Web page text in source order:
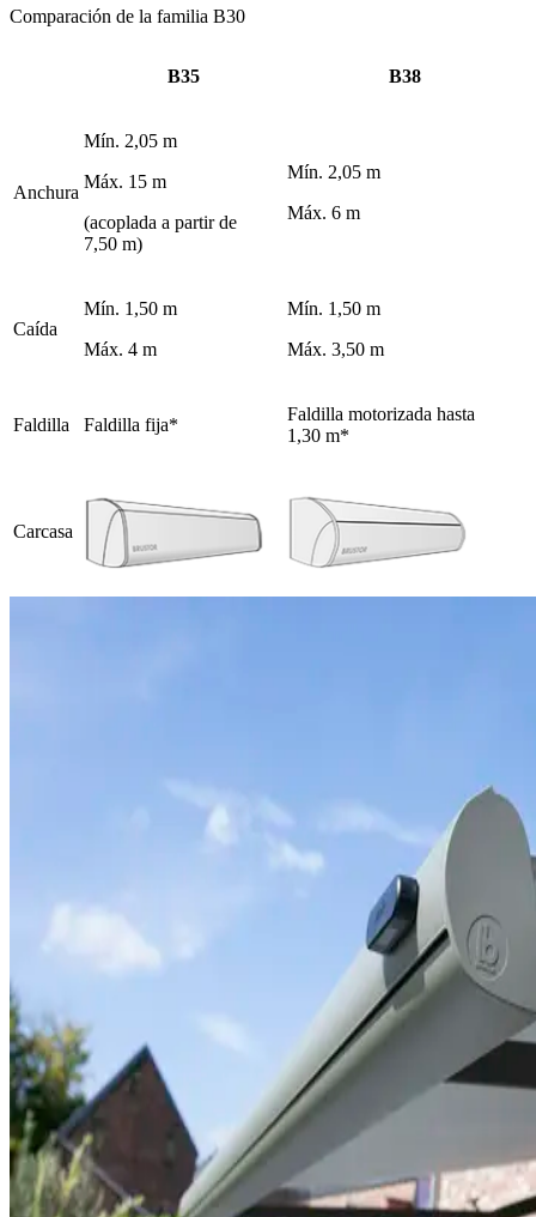
Comparación de la familia B30
B35 B38
Anchura
Mín. 2,05 m
Máx. 15 m
(acoplada a partir de
7,50 m)
Mín. 2,05 m
Máx. 6 m
Caída
Mín. 1,50 m
Máx. 4 m
Mín. 1,50 m
Máx. 3,50 m
Faldilla Faldilla fija*
Faldilla motorizada hasta
1,30 m*
Carcasa